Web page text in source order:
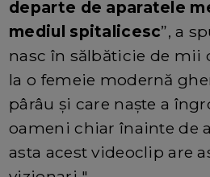
departe de aparatele
mediul spitalicesc”, a
nasc în sălbăticie de mii
la o femeie modernă
pârâu și care naște a
oameni chiar înainte de
asta acest videoclip are